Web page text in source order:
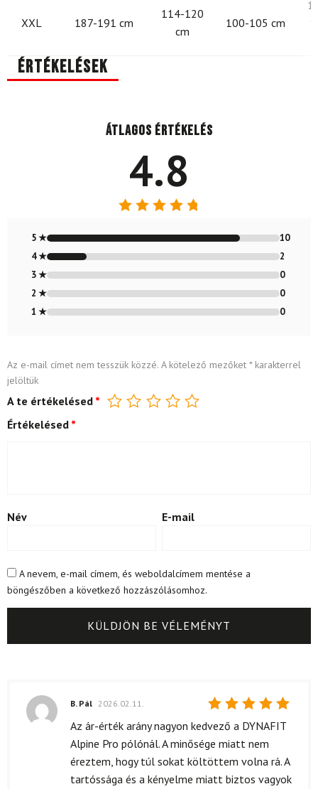
XXL 187-191 cm
114-120
cm
100-105 cm
Értékelések
Átlagos értékelés
4.8
4.83/ 5
5 ★
10
4 ★
2
3 ★
0
2 ★
0
1 ★
0
Az e-mail címet nem tesszük közzé. A kötelező mezőket *karakterrel
jelöltük
A te értékelésed *
Értékelésed *
Név E-mail
A nevem, e-mail címem, és weboldalcímem mentése a
böngészőben a következő hozzászólásomhoz.
Értékelés:
B. Pál 2026.02.11.
Az ár-érték arány nagyon kedvező a DYNAFIT
Alpine Pro pólónál. A minősége miatt nem
éreztem, hogy túl sokat költöttem volna rá. A
tartóssága és a kényelme miatt biztos vagyok